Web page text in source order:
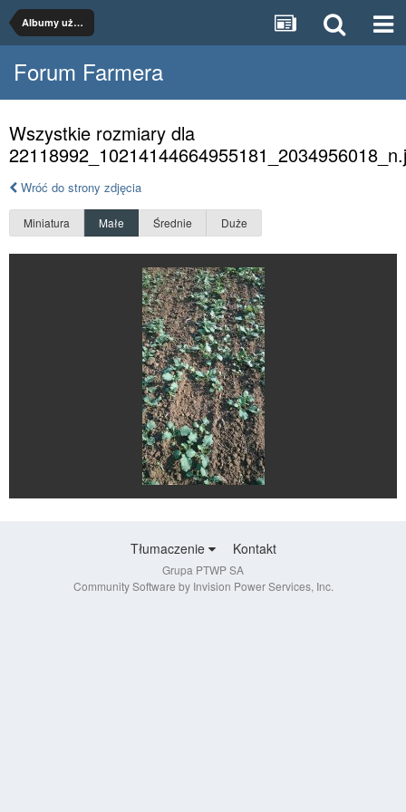
Albumy użytkowników
Forum Farmera
Wszystkie rozmiary dla
Wróć do strony zdjęcia
Miniatura Małe Średnie Duże
Tłumaczenie Kontakt
Grupa PTWP SA
Community Software by Invision Power Services, Inc.